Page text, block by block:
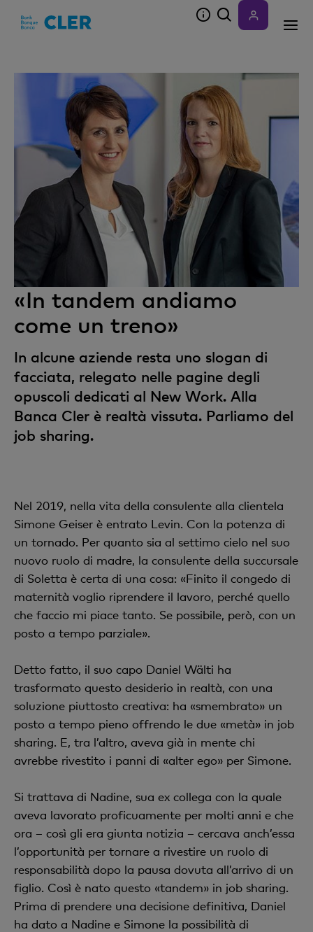
«In tandem andiamo
come un treno»
In alcune aziende resta uno slogan di
facciata, relegato nelle pagine degli
opuscoli dedicati al New Work. Alla
Banca Cler è realtà vissuta. Parliamo del
job sharing.
Nel 2019, nella vita della consulente alla clientela
Simone Geiser è entrato Levin. Con la potenza di
un tornado. Per quanto sia al settimo cielo nel suo
nuovo ruolo di madre, la consulente della succursale
di Soletta è certa di una cosa: «Finito il congedo di
maternità voglio riprendere il lavoro, perché quello
che faccio mi piace tanto. Se possibile, però, con un
posto a tempo parziale».
Detto fatto, il suo capo Daniel Wälti ha
trasformato questo desiderio in realtà, con una
soluzione piuttosto creativa: ha «smembrato» un
posto a tempo pieno offrendo le due «metà» in job
sharing. E, tra l’altro, aveva già in mente chi
avrebbe rivestito i panni di «alter ego» per Simone.
Si trattava di Nadine, sua ex collega con la quale
aveva lavorato proficuamente per molti anni e che
ora – così gli era giunta notizia – cercava anch’essa
l’opportunità per tornare a rivestire un ruolo di
responsabilità dopo la pausa dovuta all’arrivo di un
figlio. Così è nato questo «tandem» in job sharing.
Prima di prendere una decisione definitiva, Daniel
ha dato a Nadine e Simone la possibilità di